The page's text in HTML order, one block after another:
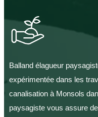
Balland élagueur
expérimentée dans les
canalisation à Monsols
paysagiste vous assure